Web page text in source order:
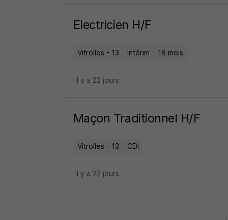
Electricien H/F
Vitrolles - 13 Intérim 18 mois
il y a 22 jours
Maçon Traditionnel H/F
Vitrolles - 13 CDI
il y a 22 jours